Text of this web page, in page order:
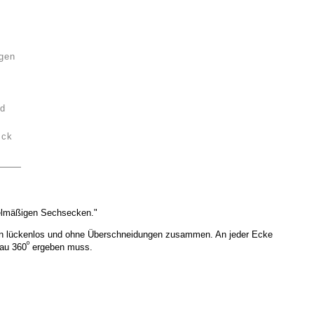
Sechsecken."
und ohne Überschneidungen zusammen. An jeder Ecke
360º ergeben muss.